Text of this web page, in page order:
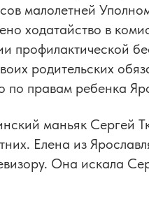
малолетней
ходатайство в
профилактической
родительских
по правам ребенка
маньяк Сергей
Елена из
Она искала